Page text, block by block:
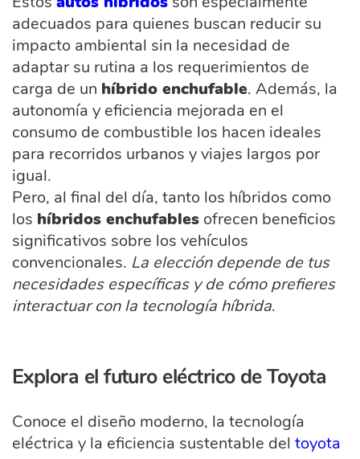
adecuados para quienes buscan reducir su
impacto ambiental sin la necesidad de
adaptar su rutina a los requerimientos de
carga de un híbrido enchufable. Además, la
autonomía y eficiencia mejorada en el
consumo de combustible los hacen ideales
para recorridos urbanos y viajes largos por
igual.
Pero, al final del día, tanto los híbridos como
los híbridos enchufables ofrecen beneficios
significativos sobre los vehículos
convencionales. La elección depende de tus
necesidades específicas y de cómo prefieres
interactuar con la tecnología híbrida.
Explora el futuro eléctrico de Toyota
Conoce el diseño moderno, la tecnología
eléctrica y la eficiencia sustentable del toyota